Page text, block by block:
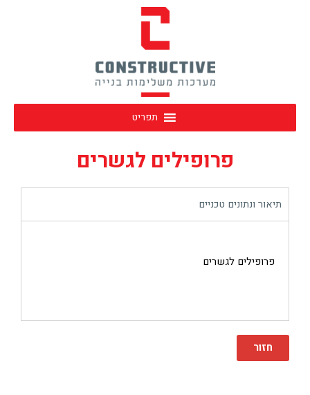
תפריט
פרופילים לגשרים
תיאור ונתונים טכניים
פרופילים לגשרים
חזור